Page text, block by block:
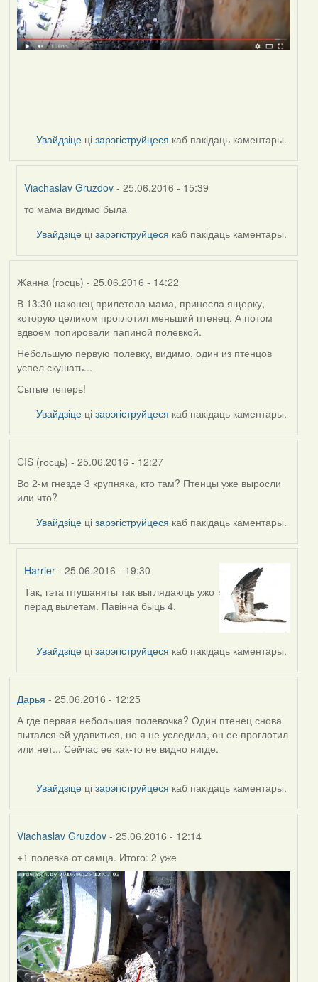
Увайдзіце цізарэгіструйцеся каб пакідаць каментары.
Viachaslav Gruzdov - 25.06.2016 - 15:39
In
reply
by
то мама видимо была
Увайдзіце цізарэгіструйцеся каб пакідаць каментары.
Жанна (госць) - 25.06.2016 - 14:22
В 13:30 наконец прилетела мама, принесла ящерку,
которую целиком проглотил меньший птенец. А потом
вдвоем попировали папиной полевкой.
Небольшую первую полевку, видимо, один из птенцов
успел скушать...
Сытые теперь!
Увайдзіце цізарэгіструйцеся каб пакідаць каментары.
CIS (госць) - 25.06.2016 - 12:27
Во 2-м гнезде 3 крупняка, кто там? Птенцы уже выросли
или что?
Увайдзіце цізарэгіструйцеся каб пакідаць каментары.
Harrier - 25.06.2016 - 19:30
In
reply
CIS
(госць)
Так, гэта птушаняты так выглядаюць ужо
перад вылетам. Павінна быць 4.
Увайдзіце цізарэгіструйцеся каб пакідаць каментары.
Дарья - 25.06.2016 - 12:25
А где первая небольшая полевочка? Один птенец снова
пытался ей удавиться, но я не уследила, он ее проглотил
или нет... Сейчас ее как-то не видно нигде.
Увайдзіце цізарэгіструйцеся каб пакідаць каментары.
Viachaslav Gruzdov- 25.06.2016 - 12:14
+1 полевка от самца. Итого: 2 уже